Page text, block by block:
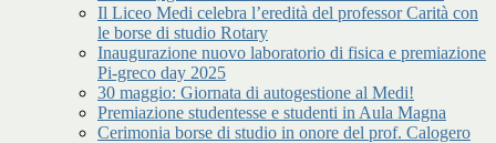
Il Liceo Medi celebra l’eredità del professor Carità con
le borse di studio Rotary
Inaugurazione nuovo laboratorio di fisica e premiazione
Pi-greco day 2025
30 maggio: Giornata di autogestione al Medi!
Premiazione studentesse e studenti in Aula Magna
Cerimonia borse di studio in onore del prof. Calogero